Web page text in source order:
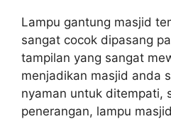
Lampu gantung masjid
sangat cocok dipasang
tampilan yang sangat
menjadikan masjid anda
nyaman untuk ditempati,
penerangan, lampu